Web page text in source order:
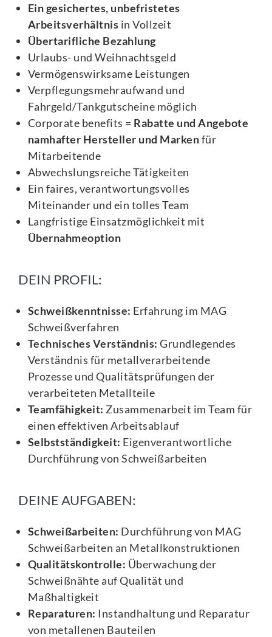
Ein gesichertes, unbefristetes
Arbeitsverhältnis in Vollzeit
Übertarifliche Bezahlung
Urlaubs- und Weihnachtsgeld
Vermögenswirksame Leistungen
Verpflegungsmehraufwand und
Fahrgeld/Tankgutscheine möglich
Corporate benefits = Rabatte und Angebote
namhafter Hersteller und Markenfür
Mitarbeitende
Abwechslungsreiche Tätigkeiten
Ein faires, verantwortungsvolles
Miteinander und ein tolles Team
Langfristige Einsatzmöglichkeit mit
Übernahmeoption
DEIN PROFIL:
Schweißkenntnisse: Erfahrung im MAG
Schweißverfahren
Technisches Verständnis: Grundlegendes
Verständnis für metallverarbeitende
Prozesse und Qualitätsprüfungen der
verarbeiteten Metallteile
Teamfähigkeit: Zusammenarbeit im Team für
einen effektiven Arbeitsablauf
Selbstständigkeit: Eigenverantwortliche
Durchführung von Schweißarbeiten
DEINE AUFGABEN:
Schweißarbeiten: Durchführung von MAG
Schweißarbeiten an Metallkonstruktionen
Qualitätskontrolle: Überwachung der
Schweißnähte auf Qualität und
Maßhaltigkeit
Reparaturen: Instandhaltung und Reparatur
von metallenen Bauteilen